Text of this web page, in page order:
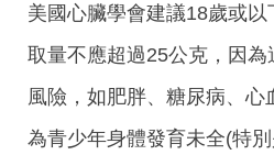
美國心臟學會建議18歲或
取量不應超過25公克，因
風險，如肥胖、糖尿病、心
為青少年身體發育未全(特